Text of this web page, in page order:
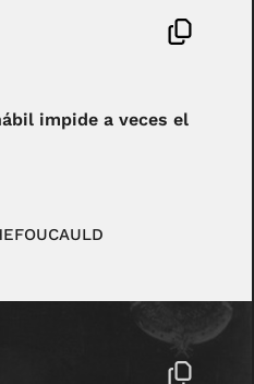
impide a veces el